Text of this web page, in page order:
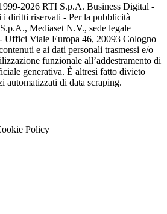
2026 RTI S.p.A. Business Digital -
i diritti riservati - Per la pubblicità
Mediaset N.V., sede legale
Uffici Viale Europa 46, 20093 Cologno
e ai dati personali trasmessi e/o
funzionale all’addestramento di
generativa. È altresì fatto divieto
automatizzati di data scraping.
Policy